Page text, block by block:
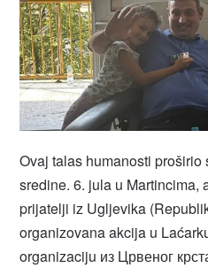
Ovaj talas humanosti
sredine. 6. jula u Martincima,
prijatelji iz Ugljevika
organizovana akcija u
organizaciju из Црвеног